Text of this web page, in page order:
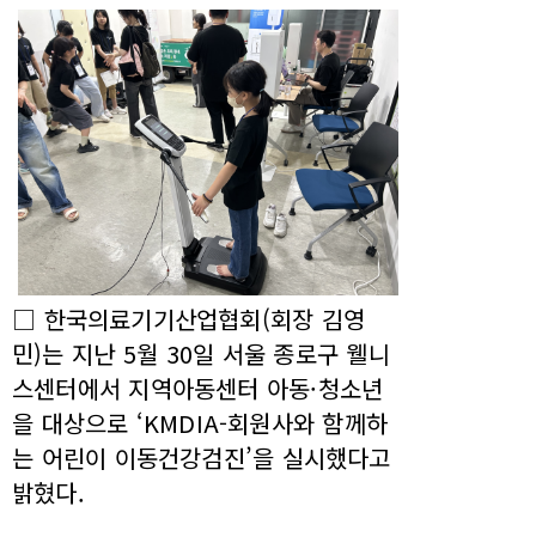
□ 한국의료기기산업협회(회장 김영
민)는 지난 5월 30일 서울 종로구 웰니
스센터에서 지역아동센터 아동·청소년
을 대상으로 ‘KMDIA-회원사와 함께하
는 어린이 이동건강검진’을 실시했다고
밝혔다.